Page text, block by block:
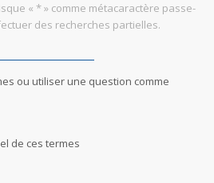
« * » comme métacaractère passe-
des recherches partielles.
ou utiliser une question comme
de ces termes